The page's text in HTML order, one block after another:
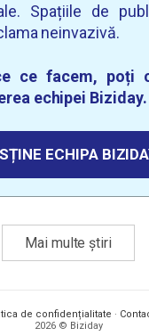
Spațiile de
neinvazivă.
ce facem, poți
echipei Biziday.
ECHIPA
Mai multe știri
de confidențialitate ·
2026 © Biziday